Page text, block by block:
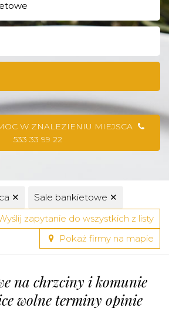
W ZNALEZIENIU MIEJSCA
533 33 99 22
✕ Sale bankietowe ✕
zapytanie do wszystkich z listy
Pokaż firmy na mapie
na chrzciny i komunie
wolne terminy opinie